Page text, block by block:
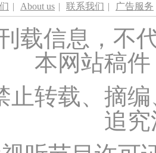
| About us | 联系我们 | 广告服务
载信息，不
本网站稿
止转载、摘
追